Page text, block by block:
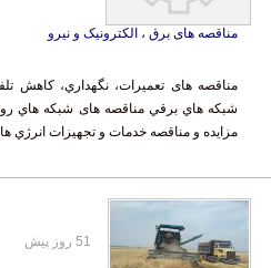
مناقصه های برق ، الکترونیک و نیرو
مناقصه های تعميرات، نگهداري، کاهش
شبکه هاي برقي مناقصه های شبکه هاي
مزایده و مناقصه خدمات و تجهيزات انرژي
51 روز پیش